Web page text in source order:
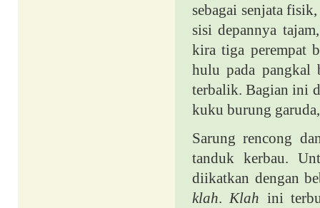
sebagai senjata
sisi depannya
kira tiga perempat
hulu pada
terbalik. Bagian ini
kuku burung
Sarung rencong
tanduk kerbau.
diikatkan dengan
klah.Klah ini